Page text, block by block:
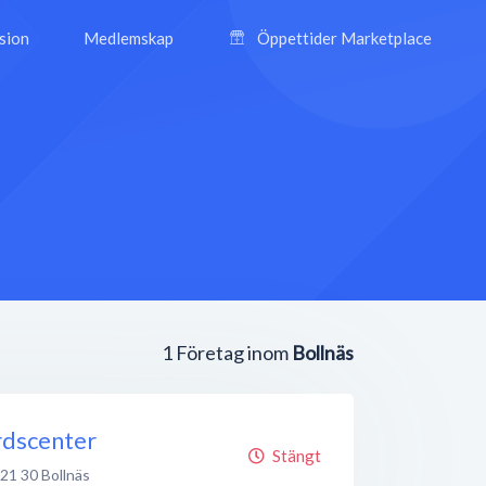
Medlemskap Öppettider Marketplace
1 Företag inom Bollnäs
30Bollnäs
Stängt